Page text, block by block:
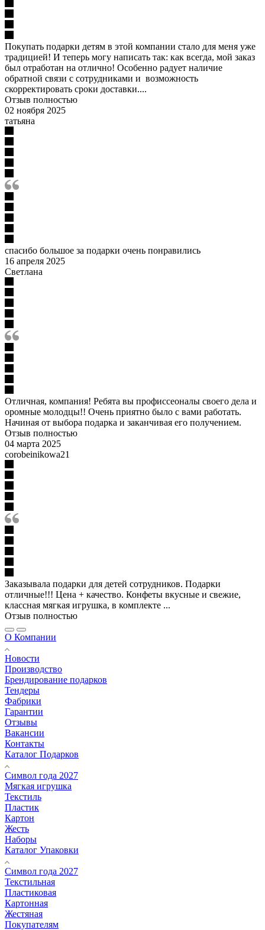
Покупать подарки детям в этой компании стало для меня уже
традицией! И теперь могу написать так: как всегда, мой заказ
был отработан на отлично! Особенно радует наличие
обратной связи с сотрудниками и возможность
скорректировать сроки доставки....
Отзыв полностью
02 ноября 2025
татьяна
спасибо большое за подарки очень понравились
16 апреля 2025
Светлана
Отличная, компания! Ребята вы профиссеоналы своего дела и
оромные молодцы!! Очень приятно было с вами работать.
Начиная от выбора подарка и заканчивая его получением.
Отзыв полностью
04 марта 2025
corobeinikowa21
Заказывала подарки для детей сотрудников. Подарки
отличные!!! Цена + качество. Конфеты вкусные и свежие,
классная мягкая игрушка, в комплекте ...
Отзыв полностью
О Компании
Новости
Производство
Брендирование подарков
Тендеры
Фабрики
Гарантии
Отзывы
Вакансии
Контакты
Каталог Подарков
Символ года 2027
Мягкая игрушка
Текстиль
Пластик
Картон
Жесть
Наборы
Каталог Упаковки
Символ года 2027
Текстильная
Пластиковая
Картонная
Жестяная
Покупателям